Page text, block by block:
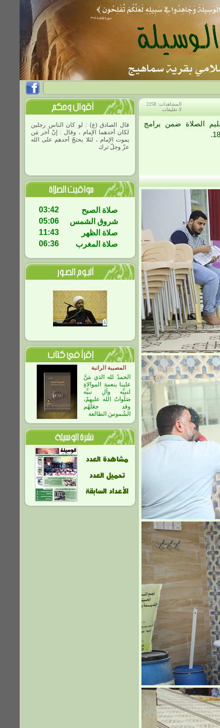
قال الصادق (ع) : لو كان الناس رجلين
لكان أحدهما الإمام ، وقال : إنّ آخر مَن
يموت الإمام ، لئلا يحتجّ أحدهم على الله
عزّ وجلّ تركه بغير حجّة.|العلل
صلاة الصبح
03:42
شروق الشمس
05:06
صلاة الظهر
11:43
صلاة المغرب
06:36
المصيبة الراتبة
الحمدُ لله الذي مَنَّ
علينا بنعمةِ الموالاةِ
لنبيِّه وآلِ نبيِّه
صَلَواتُ الله عليهمْ،
وقد جعَلَهُم
الشُموسَ الطالعة
المشاهدات: 2258
لا تعليقات
الصلاة ضمن برامج